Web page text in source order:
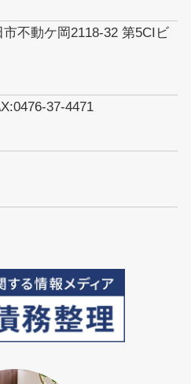
不動ケ岡2118-32 第5CIビ
37-4471